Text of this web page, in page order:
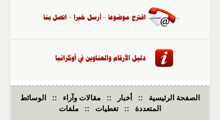
الصفحة الرئيسية :: أخبار :: مقالات وآراء ::
الوسائط
المتعددة
:: تغطيات :: ملفات